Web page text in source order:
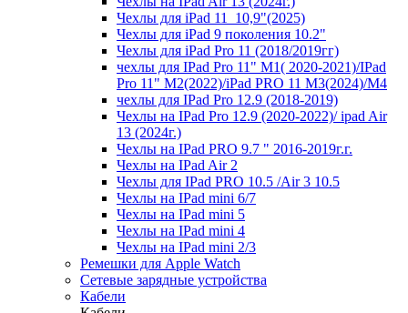
Чехлы для iPad 11_10,9"(2025)
Чехлы для iPad 9 поколения 10.2"
Чехлы для iPad Pro 11 (2018/2019гг)
чехлы для IPad Pro 11" М1( 2020-2021)/IPad
Pro 11" М2(2022)/iPad PRO 11 M3(2024)/M4
чехлы для IPad Pro 12.9 (2018-2019)
Чехлы на IPad Pro 12.9 (2020-2022)/ ipad Air
13 (2024г.)
Чехлы на IPad PRO 9.7 " 2016-2019г.г.
Чехлы на IPad Air 2
Чехлы для IPad PRO 10.5 /Air 3 10.5
Чехлы на IPad mini 6/7
Чехлы на IPad mini 5
Чехлы на IPad mini 4
Чехлы на IPad mini 2/3
Ремешки для Apple Watch
Сетевые зарядные устройства
Кабели